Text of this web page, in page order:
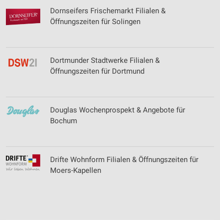
Dornseifers Frischemarkt Filialen &
Öffnungszeiten für Solingen
Dortmunder Stadtwerke Filialen &
Öffnungszeiten für Dortmund
Douglas Wochenprospekt & Angebote für
Bochum
Drifte Wohnform Filialen & Öffnungszeiten für
Moers-Kapellen
Verwendung von Profilen zur Auswahl
von Inhalten
Messung der Werbeleistung
Kombinationen von Daten aus verschiedenen
Quellen